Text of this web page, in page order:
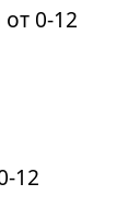
0-12
12